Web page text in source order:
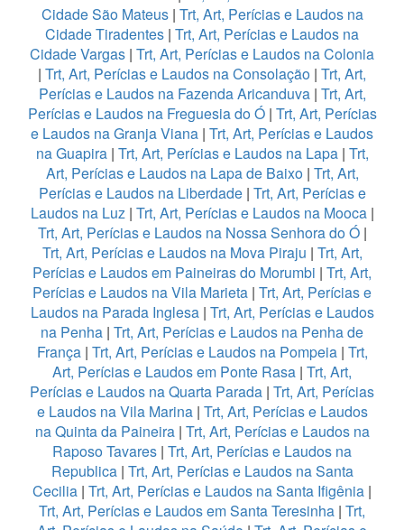
Cidade São Mateus| Trt, Art, Perícias e Laudos na
Cidade Tiradentes | Trt, Art, Perícias e Laudos na
Cidade Vargas | Trt, Art, Perícias e Laudos na Colonia
| Trt, Art, Perícias e Laudos na Consolação | Trt, Art,
Perícias e Laudos na Fazenda Aricanduva| Trt, Art,
Perícias e Laudos na Freguesia do Ó| Trt, Art, Perícias
e Laudos na Granja Viana | Trt, Art, Perícias e Laudos
na Guapira| Trt, Art, Perícias e Laudos na Lapa| Trt,
Art, Perícias e Laudos na Lapa de Baixo | Trt, Art,
Perícias e Laudos na Liberdade | Trt, Art, Perícias e
Laudos na Luz| Trt, Art, Perícias e Laudos na Mooca|
Trt, Art, Perícias e Laudos na Nossa Senhora do Ó|
Trt, Art, Perícias e Laudos na Mova Piraju | Trt, Art,
Perícias e Laudos em Paineiras do Morumbi | Trt, Art,
Perícias e Laudos na Vila Marieta | Trt, Art, Perícias e
Laudos na Parada Inglesa | Trt, Art, Perícias e Laudos
na Penha | Trt, Art, Perícias e Laudos na Penha de
França | Trt, Art, Perícias e Laudos na Pompeia| Trt,
Art, Perícias e Laudos em Ponte Rasa | Trt, Art,
Perícias e Laudos na Quarta Parada | Trt, Art, Perícias
e Laudos na Vila Marina| Trt, Art, Perícias e Laudos
na Quinta da Paineira| Trt, Art, Perícias e Laudos na
Raposo Tavares | Trt, Art, Perícias e Laudos na
Republica| Trt, Art, Perícias e Laudos na Santa
Cecilia | Trt, Art, Perícias e Laudos na Santa Ifigênia |
Trt, Art, Perícias e Laudos em Santa Teresinha | Trt,